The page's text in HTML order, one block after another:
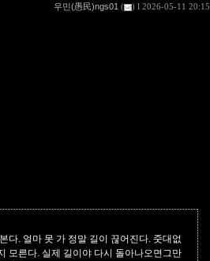
우민(愚民)ngs01 ( ) l 2026-05-11 20:15
다. 얼마 못 가 정말 길이 끊어진다. 줏대없
모른다. 실제 길이야 다시 돌아나오면그만